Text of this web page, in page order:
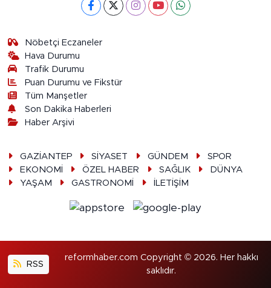
Nöbetçi Eczaneler
Hava Durumu
Trafik Durumu
Puan Durumu ve Fikstür
Tüm Manşetler
Son Dakika Haberleri
Haber Arşivi
GAZİANTEP SİYASET GÜNDEM
SPOR
EKONOMİ
ÖZEL HABER SAĞLIK
DÜNYA
YAŞAM
GASTRONOMİ İLETİŞİM
RSS
reformhaber.com Copyright © 2026. Her hakkı
saklıdır.